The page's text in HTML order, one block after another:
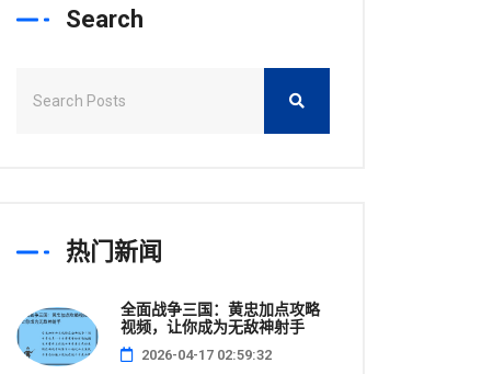
Search
热门新闻
全面战争三国：黄忠加点攻略
视频，让你成为无敌神射手
2026-04-17 02:59:32